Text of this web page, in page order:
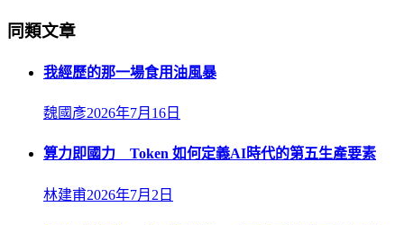
同類文章
我經歷的那一場食用油風暴
魏國彥2026年7月16日
算力即國力 Token 如何定義AI時代的第五生產要素
林建甫2026年7月2日